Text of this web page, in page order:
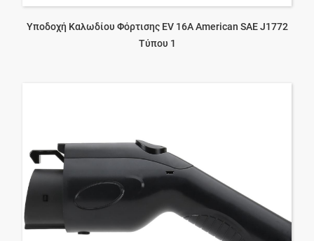
Υποδοχή Καλωδίου Φόρτισης EV 16A American SAE J1772
Τύπου 1